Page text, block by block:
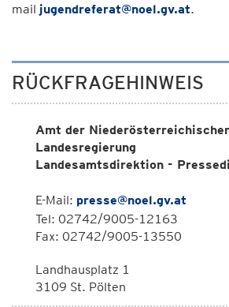
mail jugendreferat@noel.gv.at.
RÜCKFRAGEHINWEIS
Amt der
Landesregierung
Landesamtsdirektion -
E-Mail: presse@noel.gv.at
Tel: 02742/9005-12163
Fax: 02742/9005-13550
Landhausplatz 1
3109 St. Pölten